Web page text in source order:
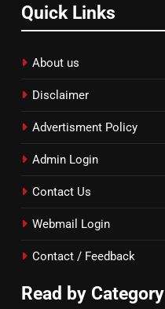
Quick Links
About us
Disclaimer
Advertisment Policy
Admin Login
Contact Us
Webmail Login
Contact / Feedback
Read by Category